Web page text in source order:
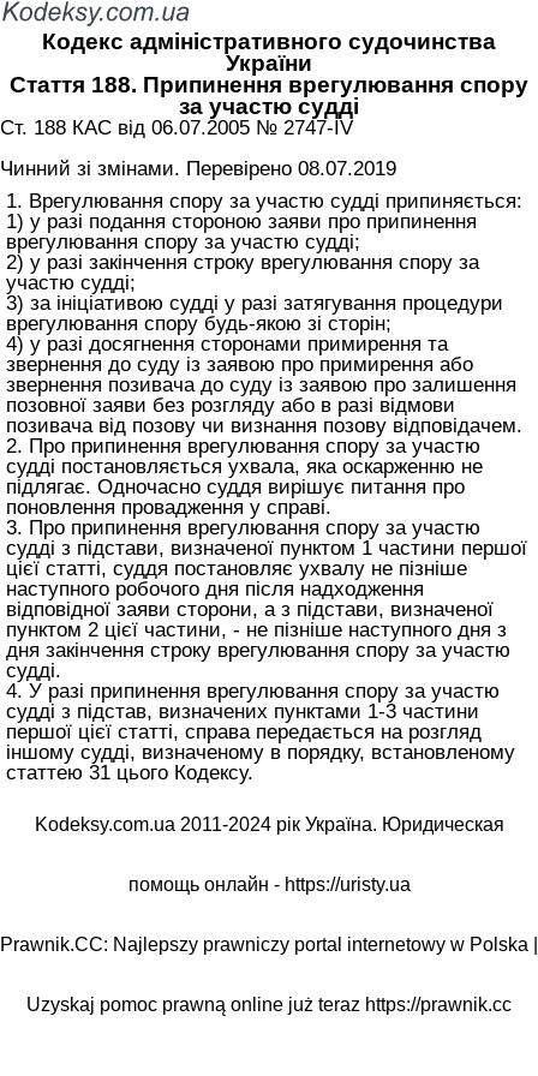
Кодекс адміністративного судочинства
України
Стаття 188. Припинення врегулювання спору
за участю судді
Ст. 188 КАС від 06.07.2005 № 2747-IV
Чинний зі змінами. Перевірено 08.07.2019
1. Врегулювання спору за участю судді припиняється:
1) у разі подання стороною заяви про припинення
врегулювання спору за участю судді;
2) у разі закінчення строку врегулювання спору за
участю судді;
3) за ініціативою судді у разі затягування процедури
врегулювання спору будь-якою зі сторін;
4) у разі досягнення сторонами примирення та
звернення до суду із заявою про примирення або
звернення позивача до суду із заявою про залишення
позовної заяви без розгляду або в разі відмови
позивача від позову чи визнання позову відповідачем.
2. Про припинення врегулювання спору за участю
судді постановляється ухвала, яка оскарженню не
підлягає. Одночасно суддя вирішує питання про
поновлення провадження у справі.
3. Про припинення врегулювання спору за участю
судді з підстави, визначеної пунктом 1 частини першої
цієї статті, суддя постановляє ухвалу не пізніше
наступного робочого дня після надходження
відповідної заяви сторони, а з підстави, визначеної
пунктом 2 цієї частини, - не пізніше наступного дня з
дня закінчення строку врегулювання спору за участю
судді.
4. У разі припинення врегулювання спору за участю
судді з підстав, визначених пунктами 1-3 частини
першої цієї статті, справа передається на розгляд
іншому судді, визначеному в порядку, встановленому
статтею 31 цього Кодексу.
Kodeksy.com.ua 2011-2024 рік Україна. Юридическая
помощь онлайн - https://uristy.ua
Prawnik.CC: Najlepszy prawniczy portal internetowy w Polska |
Uzyskaj pomoc prawną online już teraz https://prawnik.cc